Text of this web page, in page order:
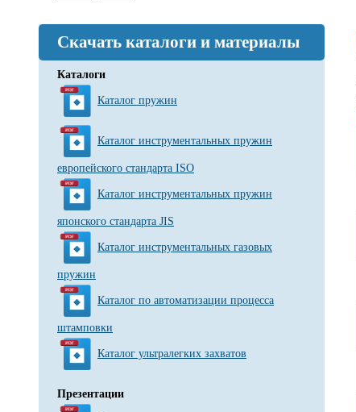
Скачать каталоги и материалы
Каталоги
Каталог пружин
Каталог инструментальных пружин
европейского стандарта ISO
Каталог инструментальных пружин
японского стандарта JIS
Каталог инструментальных газовых
пружин
Каталог по автоматизации процесса
штамповки
Каталог ультралегких захватов
Презентации